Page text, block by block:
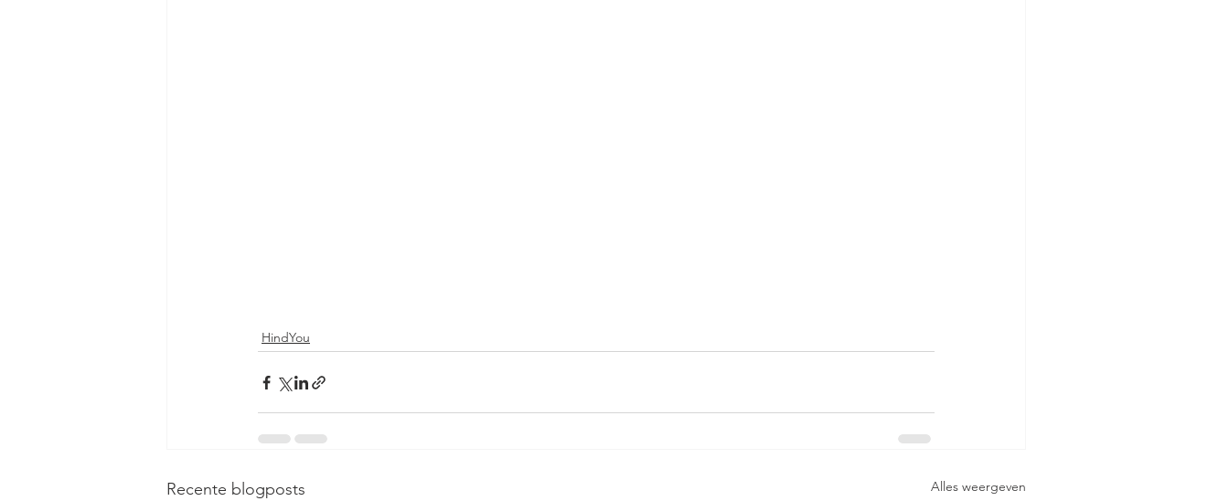
HindYou
Recente blogposts Alles weergeven